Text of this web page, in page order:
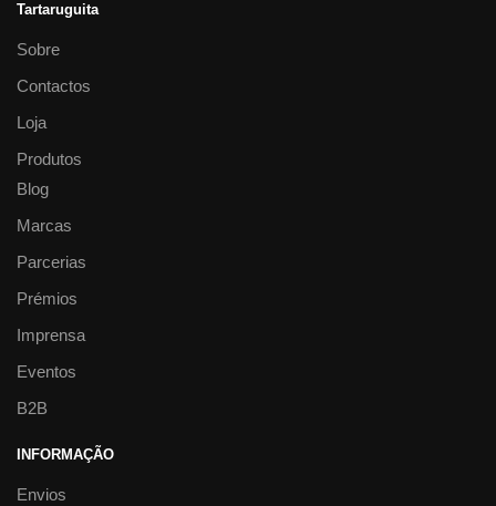
Tartaruguita
Sobre
Contactos
Loja
Produtos
Blog
Marcas
Parcerias
Prémios
Imprensa
Eventos
B2B
INFORMAÇÃO
Envios